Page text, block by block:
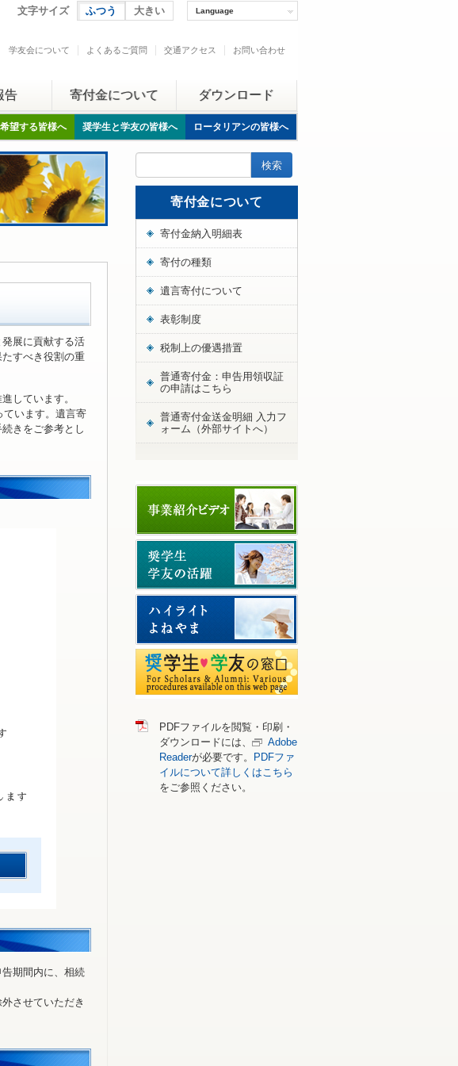
文字サイズ ふつう 大きい Language
学友会について よくあるご質問 交通アクセス お問い合わせ
告 寄付金について ダウンロード
望する皆様へ 奨学生と学友の皆様へ ロータリアンの皆様へ
展に貢献する活
すべき役割の重
しています。
ています。遺言寄
きをご参考とし
期間内に、相続
させていただき
寄付金について
寄付金納入明細表
寄付の種類
遺言寄付について
表彰制度
税制上の優遇措置
普通寄付金：申告用領収証
の申請はこちら
普通寄付金送金明細 入力フ
ォーム（外部サイトへ）
PDFファイルを閲覧・印刷・
ダウンロードには、
Adobe
Readerが必要です。
PDFファ
イルについて詳しくはこちら
をご参照ください。